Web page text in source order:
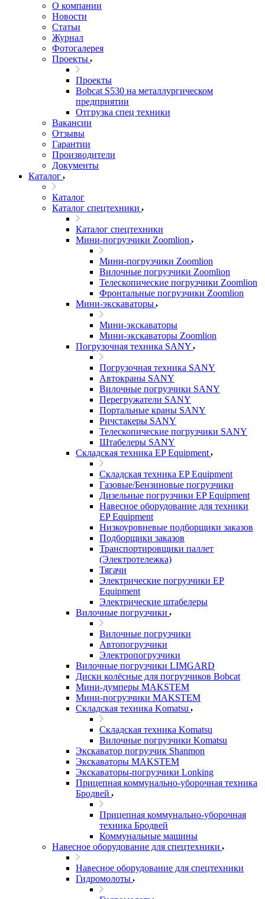
О компании
Новости
Статьи
Журнал
Фотогалерея
Проекты
Проекты
Bobcat S530 на металлургическом
предприятии
Отгрузка спец техники
Вакансии
Отзывы
Гарантии
Производители
Документы
Каталог
Каталог
Каталог спецтехники
Каталог спецтехники
Мини-погрузчики Zoomlion
Мини-погрузчики Zoomlion
Вилочные погрузчики Zoomlion
Телескопические погрузчики Zoomlion
Фронтальные погрузчики Zoomlion
Мини-экскаваторы
Мини-экскаваторы
Мини-экскаваторы Zoomlion
Погрузочная техника SANY
Погрузочная техника SANY
Автокраны SANY
Вилочные погрузчики SANY
Перегружатели SANY
Портальные краны SANY
Ричстакеры SANY
Телескопические погрузчики SANY
Штабелеры SANY
Складская техника EP Equipment
Складская техника EP Equipment
Газовые/Бензиновые погрузчики
Дизельные погрузчики EP Equipment
Навесное оборудование для техники
EP Equipment
Низкоуровневые подборщики заказов
Подборщики заказов
Транспортировщики паллет
(Электротележка)
Тягачи
Электрические погрузчики EP
Equipment
Электрические штабелеры
Вилочные погрузчики
Вилочные погрузчики
Автопогрузчики
Электропогрузчики
Вилочные погрузчики LIMGARD
Диски колёсные для погрузчиков Bobcat
Мини-думперы MAKSTEM
Мини-погрузчики MAKSTEM
Складская техника Komatsu
Складская техника Komatsu
Вилочные погрузчики Komatsu
Экскаватор погрузчик Shanmon
Экскаваторы MAKSTEM
Экскаваторы-погрузчики Lonking
Прицепная коммунально-уборочная техника
Бродвей
Прицепная коммунально-уборочная
техника Бродвей
Коммунальные машины
Навесное оборудование для спецтехники
Навесное оборудование для спецтехники
Гидромолоты